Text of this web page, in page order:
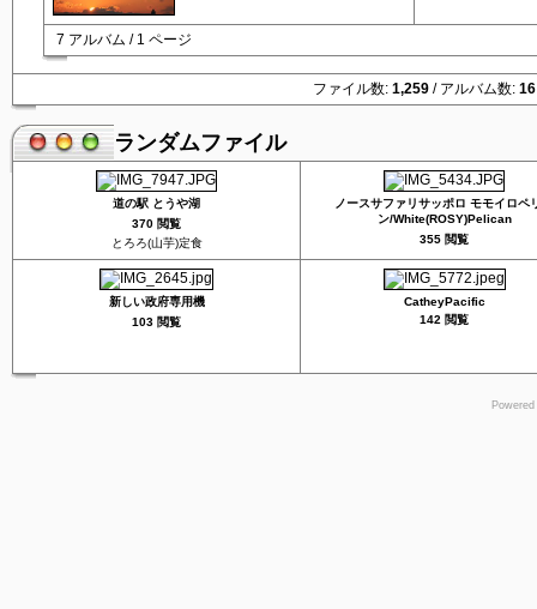
7 アルバム / 1 ページ
ファイル数: 1,259 / アルバム数: 16
ランダムファイル
道の駅 とうや湖
370 閲覧
とろろ(山芋)定食
ノースサファリサッポロ モモイロペ
ン/White(ROSY)Pelican
355 閲覧
新しい政府専用機
103 閲覧
CatheyPacific
142 閲覧